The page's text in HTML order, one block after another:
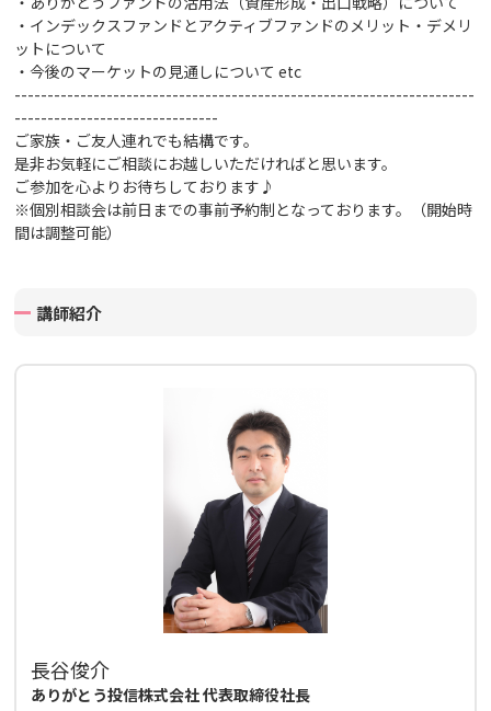
・インデックスファンドとアクティブファンドのメリット・デメリ
ットについて
・今後のマーケットの見通しについてetc
----------------------------------------------------------------------
-------------------------------
ご家族・ご友人連れでも結構です。
是非お気軽にご相談にお越しいただければと思います。
ご参加を心よりお待ちしております♪
※個別相談会は前日までの事前予約制となっております。（開始時
間は調整可能）
講師紹介
長谷俊介
ありがとう投信株式会社 代表取締役社長